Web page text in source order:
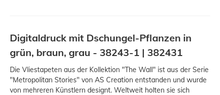
Digitaldruck mit Dschungel-Pflanzen in
grün, braun, grau - 38243-1 | 382431
Die Vliestapeten aus der Kollektion "The Wall" ist aus der Serie
"Metropolitan Stories" von AS Creation entstanden und wurde
von mehreren Künstlern designt. Weltweit holten sie sich